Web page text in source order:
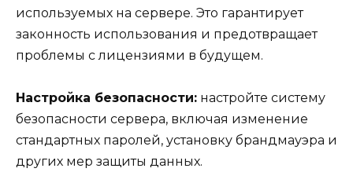
используемых на сервере. Это гарантирует
законность использования и предотвращает
проблемы с лицензиями в будущем.
Настройка безопасности: настройте систему
безопасности сервера, включая изменение
стандартных паролей, установку брандмауэра и
других мер защиты данных.